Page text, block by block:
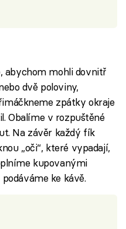
abychom mohli dovnitř
dvě poloviny,
zpátky okraje
Obalíme v rozpuštěné
Na závěr každý fík
„oči“, které vypadají,
kupovanými
ke kávě.